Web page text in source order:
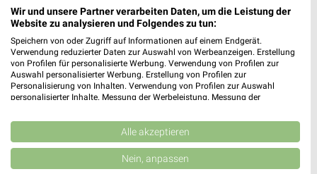
285,60 km • Angebote: 3 Prospekte
Rossmann Gehrden
Steintor 1
30989 Gehrden
259,10 km • Angebote: 3 Prospekte
Wir und unsere Partner verarbeiten Daten, um die Leistung der
Website zu analysieren und Folgendes zu tun:
Speichern von oder Zugriff auf Informationen auf einem Endgerät.
Verwendung reduzierter Daten zur Auswahl von Werbeanzeigen. Erstellung
von Profilen für personalisierte Werbung. Verwendung von Profilen zur
Auswahl personalisierter Werbung. Erstellung von Profilen zur
Personalisierung von Inhalten. Verwendung von Profilen zur Auswahl
personalisierter Inhalte. Messung der Werbeleistung. Messung der
Kombinationen von Daten aus verschiedenen Quellen. Entwicklung und
Verbesserung der Angebote. Verwendung reduzierter Daten zur Auswahl
von Inhalten.
Daten können außerhalb der Europäischen Union weitergegeben und in die
Alle akzeptieren
Nein, anpassen